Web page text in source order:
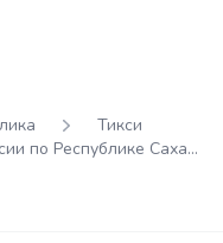
Тикси
по Республике Саха